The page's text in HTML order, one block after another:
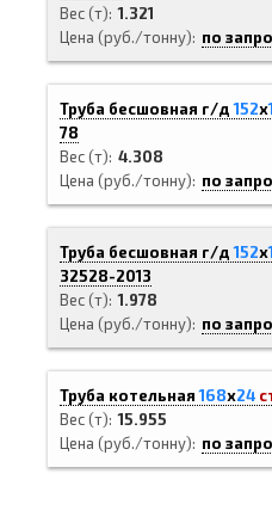
Вес (т) 1.321
Цена (руб./тонну)
по
Труба бесшовная г/д152х
78
Вес (т) 4.308
Цена (руб./тонну)
по
Труба бесшовная г/д152х
32528-2013
Вес (т) 1.978
Цена (руб./тонну)
по
Труба котельная168х24
Вес (т) 15.955
Цена (руб./тонну)
по